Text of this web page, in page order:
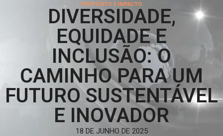
PROPÓSITO E IMPACTO
DIVERSIDADE,
EQUIDADE E
INCLUSÃO: O
CAMINHO PARA UM
FUTURO SUSTENTÁVEL
E INOVADOR
18 DE JUNHO DE 2025